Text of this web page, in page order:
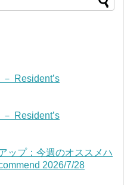
Resident’s
Resident’s
ップ：今週のオススメハ
2026/7/28